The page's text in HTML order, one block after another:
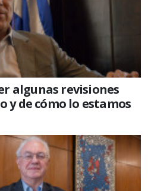
algunas revisiones
de cómo lo estamos